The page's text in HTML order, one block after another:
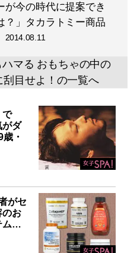
が今の時代に提案でき
？」タカラトミー商品
2014.08.11
マる おもちゃの中の
刮目せよ！の一覧へ
で
がダ
・
がセ
のお
ム…